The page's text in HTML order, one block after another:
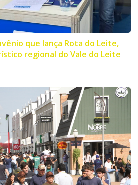
que lança Rota do Leite,
regional do Vale do Leite